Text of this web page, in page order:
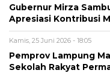
Gubernur Mirza
Apresiasi Kontribusi
Kamis, 25 Juni 2026 - 18:05
Pemprov Lampung
Sekolah Rakyat